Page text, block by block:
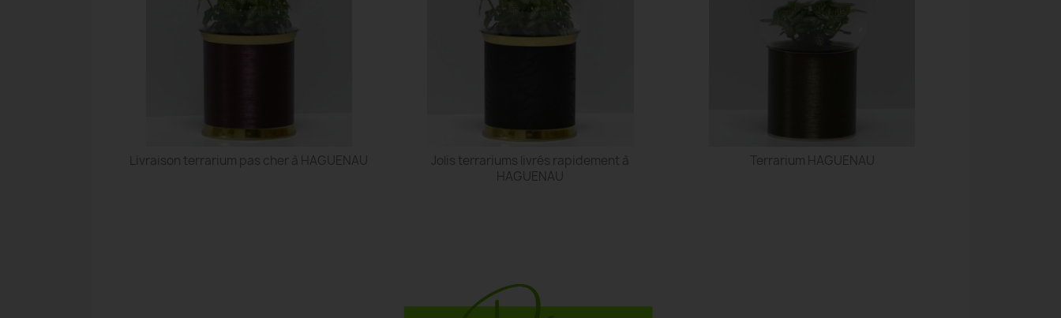
Livraison terrarium pas cher à HAGUENAU
Jolis terrariums livrés rapidement à
HAGUENAU
Terrarium HAGUENAU